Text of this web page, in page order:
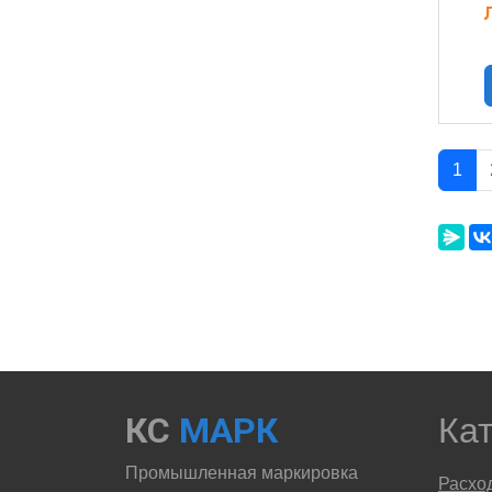
1
КС МАРК
Промышленная маркировка